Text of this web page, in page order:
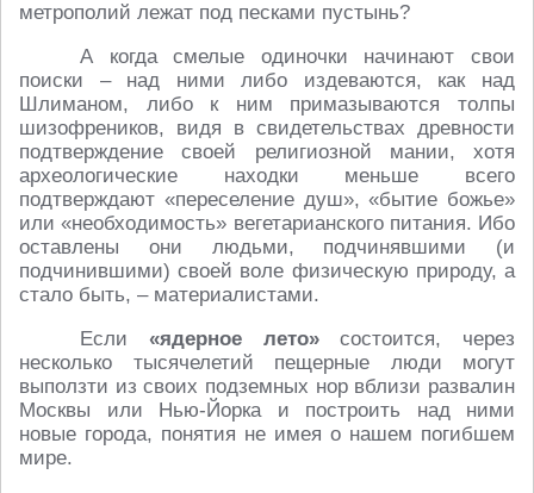
метрополий лежат под песками пустынь?
А когда смелые одиночки начинают свои
поиски – над ними либо издеваются, как над
Шлиманом, либо к ним примазываются толпы
шизофреников, видя в свидетельствах древности
подтверждение своей религиозной мании, хотя
археологические находки меньше всего
подтверждают «переселение душ», «бытие божье»
или «необходимость» вегетарианского питания. Ибо
оставлены они людьми, подчинявшими (и
подчинившими) своей воле физическую природу, а
стало быть, – материалистами.
Если «ядерное лето»состоится, через
несколько тысячелетий пещерные люди могут
выползти из своих подземных нор вблизи развалин
Москвы или Нью-Йорка и построить над ними
новые города, понятия не имея о нашем погибшем
мире.